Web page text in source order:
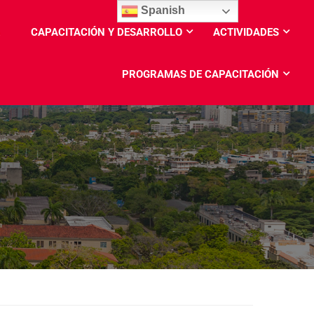
CAPACITACIÓN Y DESARROLLO ACTIVIDADES
PROGRAMAS DE CAPACITACIÓN
Spanish